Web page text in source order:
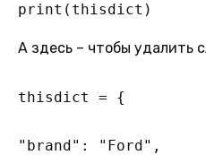
print(thisdict)
А здесь – чтобы удалить
thisdict = {
"brand": "Ford",